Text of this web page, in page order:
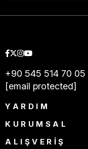
+90 545 514 70 05
[email protected]
YARDIM
KURUMSAL
ALIŞVERİŞ